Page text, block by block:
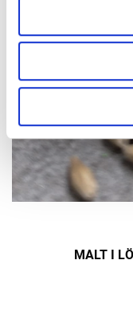
MALT I